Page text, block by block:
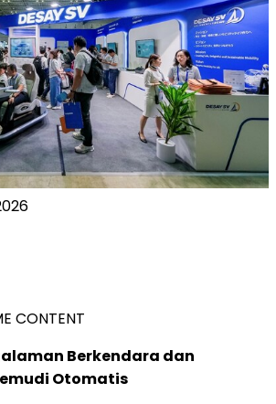
CONTENT
Berkendara dan
Otomatis